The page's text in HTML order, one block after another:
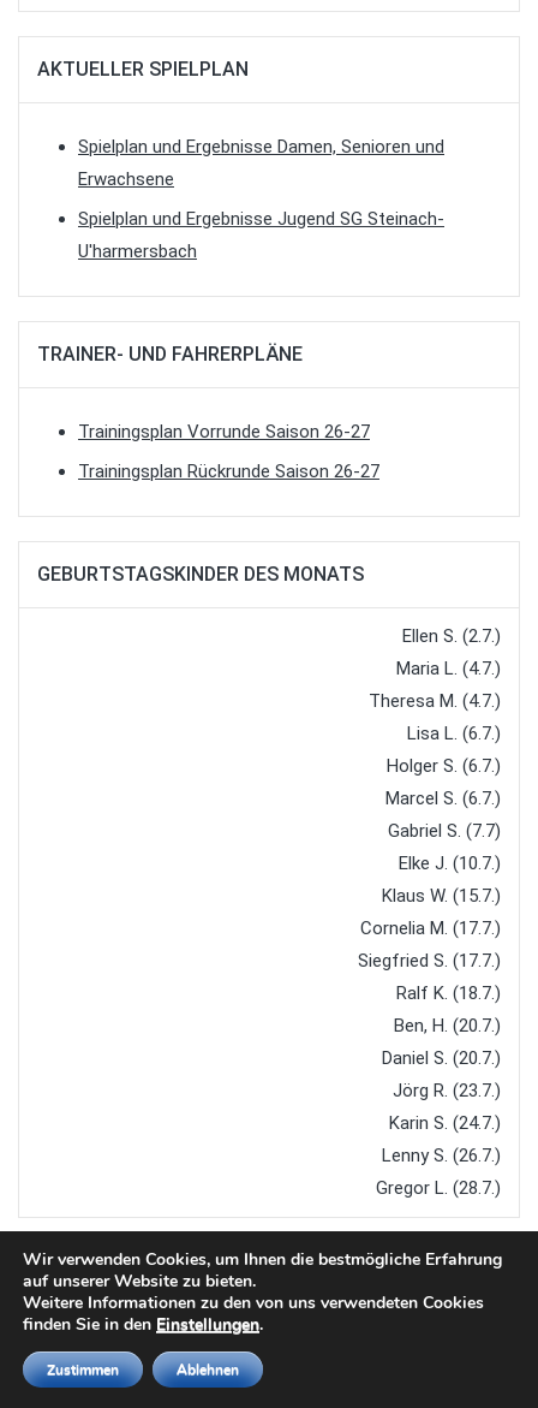
AKTUELLER SPIELPLAN
Spielplan und Ergebnisse Damen, Senioren und
Erwachsene
Spielplan und Ergebnisse Jugend SG Steinach-
U'harmersbach
TRAINER- UND FAHRERPLÄNE
Trainingsplan Vorrunde Saison 26-27
Trainingsplan Rückrunde Saison 26-27
GEBURTSTAGSKINDER DES MONATS
Ellen S. (2.7.)
Maria L. (4.7.)
Theresa M. (4.7.)
Lisa L. (6.7.)
Holger S. (6.7.)
Marcel S. (6.7.)
Gabriel S. (7.7)
Elke J. (10.7.)
Klaus W. (15.7.)
Cornelia M. (17.7.)
Siegfried S. (17.7.)
Ralf K. (18.7.)
Ben, H. (20.7.)
Daniel S. (20.7.)
Jörg R. (23.7.)
Karin S. (24.7.)
Lenny S. (26.7.)
Gregor L. (28.7.)
Copyright © 2026TTC Steinach
Designed by
Wir verwenden Cookies, um Ihnen die bestmögliche Erfahrung
auf unserer Website zu bieten.
Weitere Informationen zu den von uns verwendeten Cookies
finden Sie in den Einstellungen.
Zustimmen Ablehnen